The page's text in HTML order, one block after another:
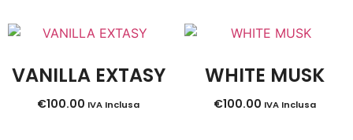
VANILLA EXTASY
€100.00 IVA Inclusa
WHITE MUSK
€100.00 IVA Inclusa